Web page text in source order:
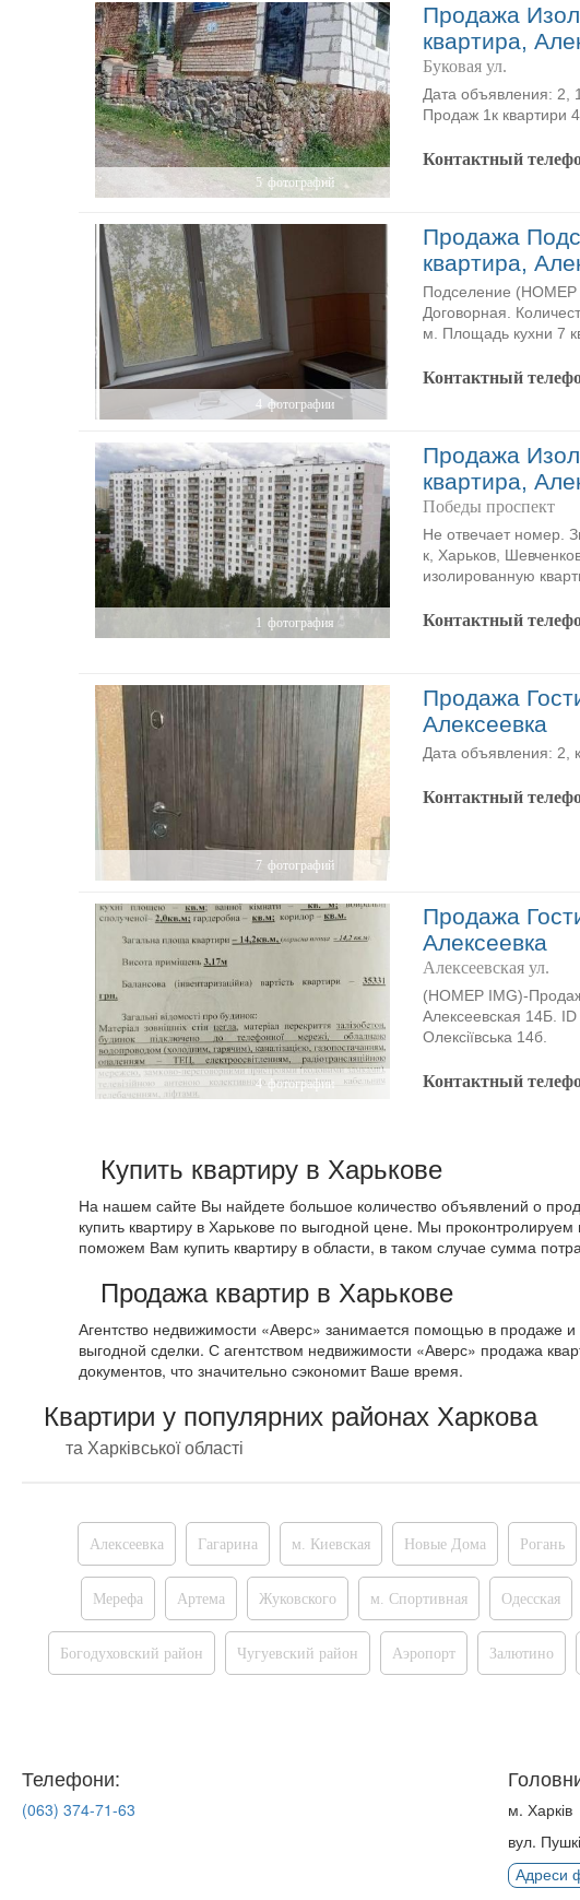
фотографий
5
Продажа
квартира,
Буковая ул.
Дата объявления: 2,
Продаж 1к квартири
Контактный
фотографии
4
Продажа
квартира,
Подселение (НОМЕР
Договорная.
м. Площадь кухни 7
Контактный
фотография
1
Продажа
квартира,
Победы проспект
Не отвечает номер.
к, Харьков,
изолированную
Контактный
фотографий
7
Продажа
Алексеевка
Дата объявления: 2,
Контактный
фотографии
4
Продажа
Алексеевка
Алексеевская ул.
(НОМЕР IMG)-
Алексеевская 14Б.
Олексіївська 14б.
Контактный
Купить квартиру в Харькове
На нашем сайте Вы найдете большое количество объявлений о
купить квартиру в Харькове по выгодной цене. Мы
поможем Вам купить квартиру в области, в таком случае сумма
Продажа квартир в Харькове
Агентство недвижимости «Аверс» занимается помощью в продаже
выгодной сделки. С агентством недвижимости «Аверс» продажа
документов, что значительно сэкономит Ваше время.
Квартири у популярних районах Харкова
та Харківської області
Алексеевка Гагарина м. Киевская Новые Дома Рогань
Мерефа Артема Жуковского м. Спортивная Одесская
Богодуховский район Чугуевский район Аэропорт Залютино
Телефони:
(063) 374-71-63
м. Харків
вул.
Адреси